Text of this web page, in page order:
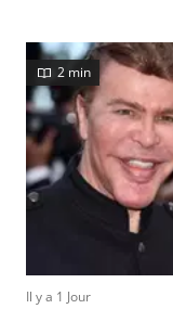
2 min
Il y a 1 Jour